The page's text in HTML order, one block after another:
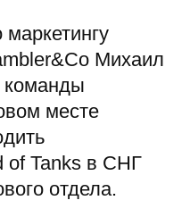
Михаил
команды
месте
of Tanks в СНГ
отдела.